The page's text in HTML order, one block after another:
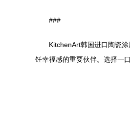
###
KitchenArt韩国进口陶瓷
饪幸福感的重要伙伴。选择一